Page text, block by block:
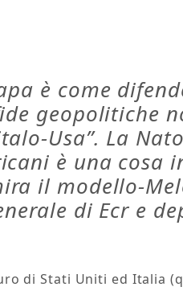
è come
geopolitiche
Usa”. La
è una cosa
il modello-
di Ecr e
di Stati Uniti ed Italia